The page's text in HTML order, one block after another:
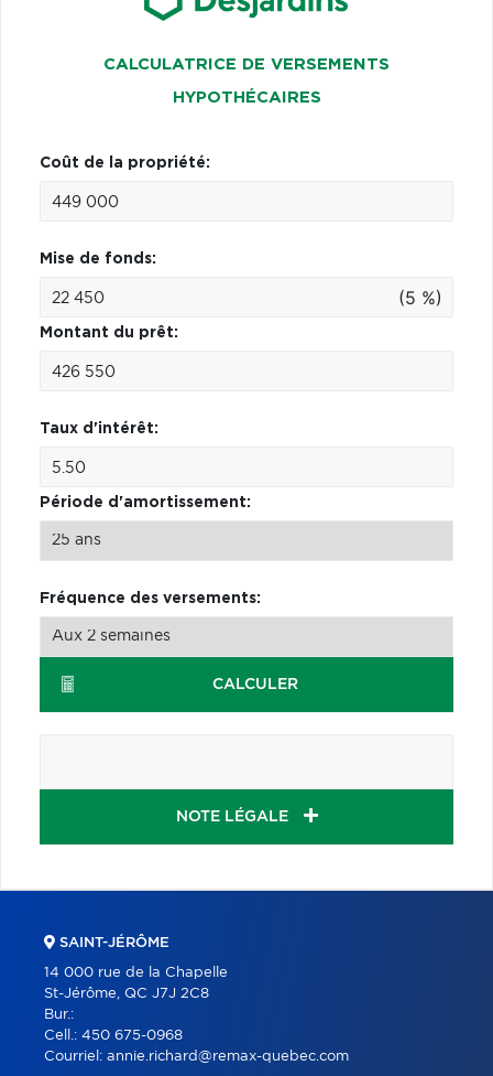
CALCULATRICE DE VERSEMENTS
HYPOTHÉCAIRES
Coût de la propriété:
Mise de fonds:
(5 %)
Montant du prêt:
Taux d'intérêt:
Période d'amortissement:
Fréquence des versements:
CALCULER
NOTE LÉGALE
SAINT-JÉRÔME
14 000 rue de la Chapelle
St-Jérôme, QC J7J 2C8
Bur.:
Cell.: 450 675-0968
Courriel: annie.richard@remax-quebec.com